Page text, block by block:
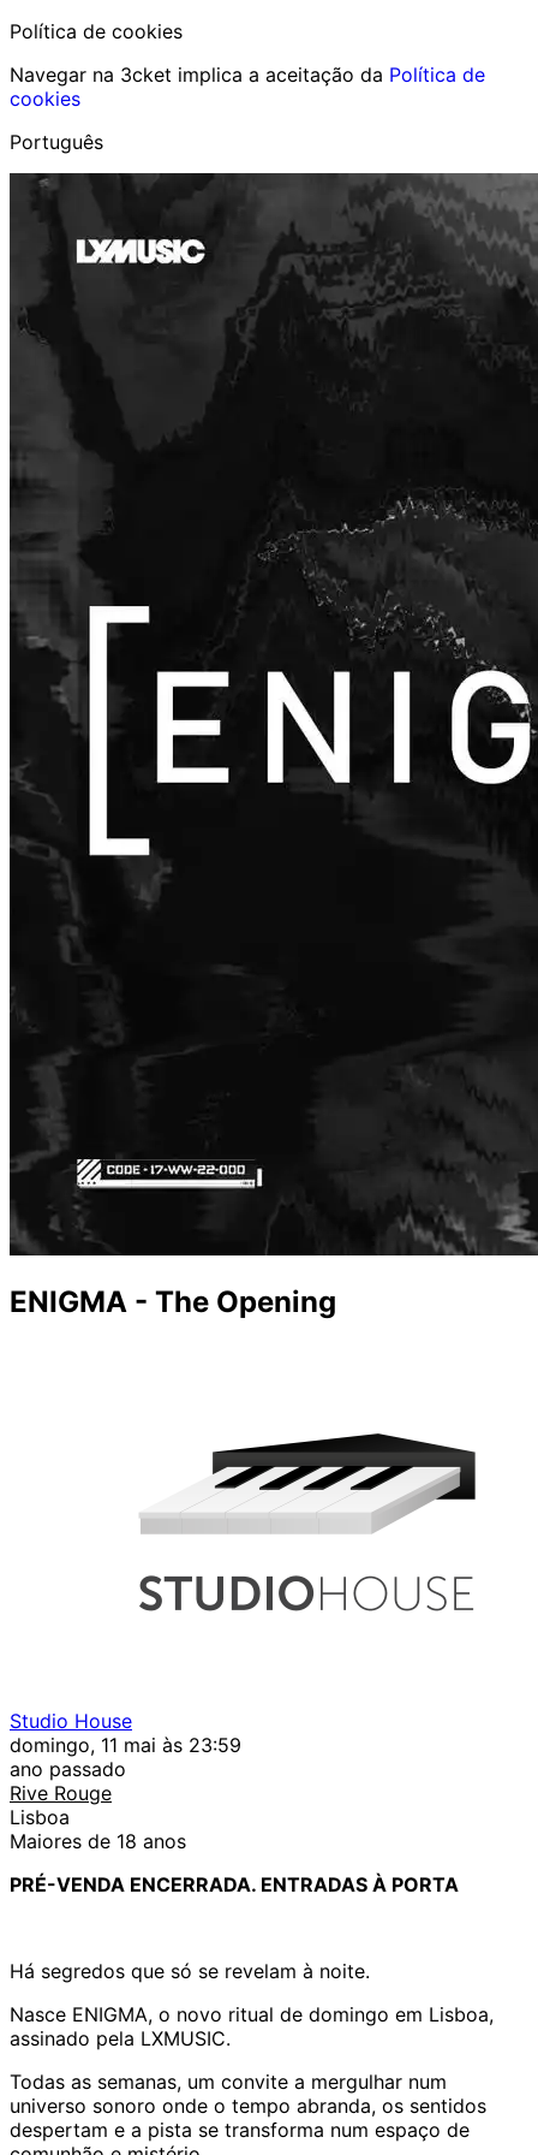
Política de cookies
Navegar na 3cket implica a aceitação da Política de
cookies
Português
ENIGMA - The Opening
Studio House
domingo, 11 mai às 23:59
ano passado
Rive Rouge
Lisboa
Maiores de 18 anos
PRÉ-VENDA ENCERRADA. ENTRADAS À PORTA
Há segredos que só se revelam à noite.
Nasce ENIGMA, o novo ritual de domingo em Lisboa,
assinado pela LXMUSIC.
Todas as semanas, um convite a mergulhar num
universo sonoro onde o tempo abranda, os sentidos
despertam e a pista se transforma num espaço de